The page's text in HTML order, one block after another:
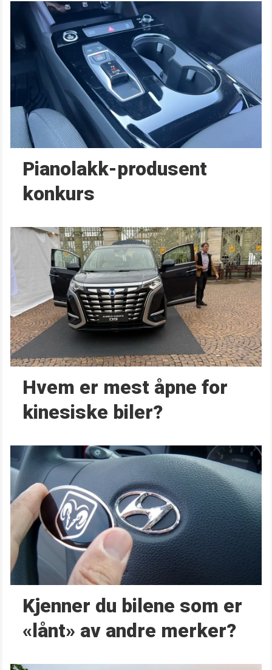
Pianolakk-produsent
konkurs
Hvem er mest åpne for
kinesiske biler?
Kjenner du bilene som er
«lånt» av andre merker?